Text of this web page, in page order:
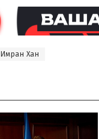
Имран Хан